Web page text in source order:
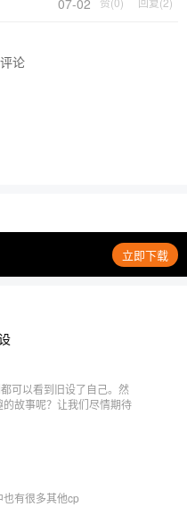
07-02
论
立即下载
可以看到旧设了自己。然
故事呢？让我们尽情期待
也有很多其他cp